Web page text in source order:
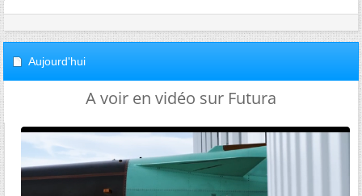
Aujourd'hui
A voir en vidéo sur Futura